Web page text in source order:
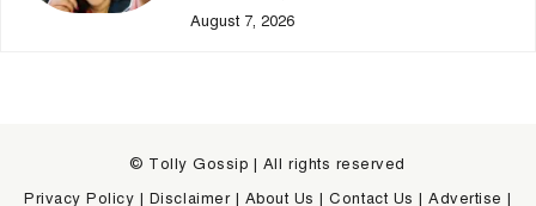
August 7, 2026
© Tolly Gossip | All rights reserved
Privacy Policy | Disclaimer| About Us |Contact Us |Advertise |